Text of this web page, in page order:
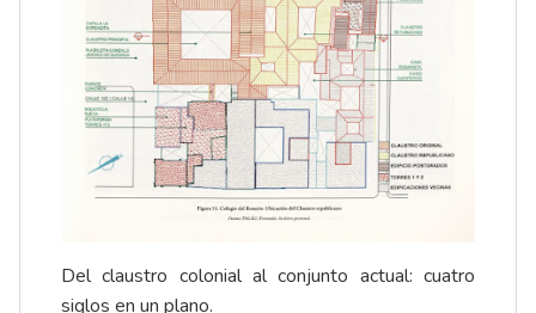
Del claustro colonial al conjunto actual: cuatro
siglos en un plano.